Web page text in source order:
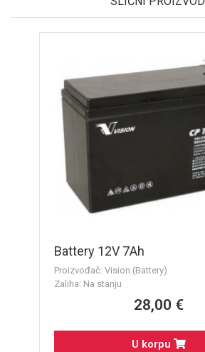
Battery 12V 7Ah
Proizvođač: Vision (Battery)
Zaliha: Na stanju
28,00 €
U korpu